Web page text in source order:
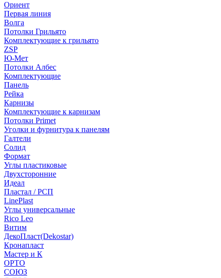
Ориент
Первая линия
Волга
Потолки Грильято
Комплектующие к грильято
ZSP
Ю-Мет
Потолки Албес
Комплектующие
Панель
Рейка
Карнизы
Комплектующие к карнизам
Потолки Primet
Уголки и фурнитура к панелям
Галтели
Солид
Формат
Углы пластиковые
Двухсторонние
Идеал
Пластал / РСП
LinePlast
Углы универсальные
Rico Leo
Витим
ДекоПласт(Dekostar)
Кронапласт
Мастер и К
ОРТО
СОЮЗ